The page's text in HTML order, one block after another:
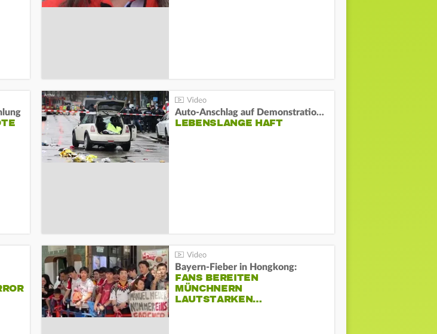
Auto-Anschlag auf Demonstration in München:
LEBENSLANGE HAFT
Bayern-Fieber in Hongkong:
FANS BEREITEN
MÜNCHNERN
LAUTSTARKEN…